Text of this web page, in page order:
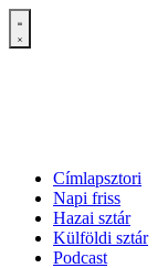
Címlapsztori
Napi friss
Hazai sztár
Külföldi sztár
Podcast